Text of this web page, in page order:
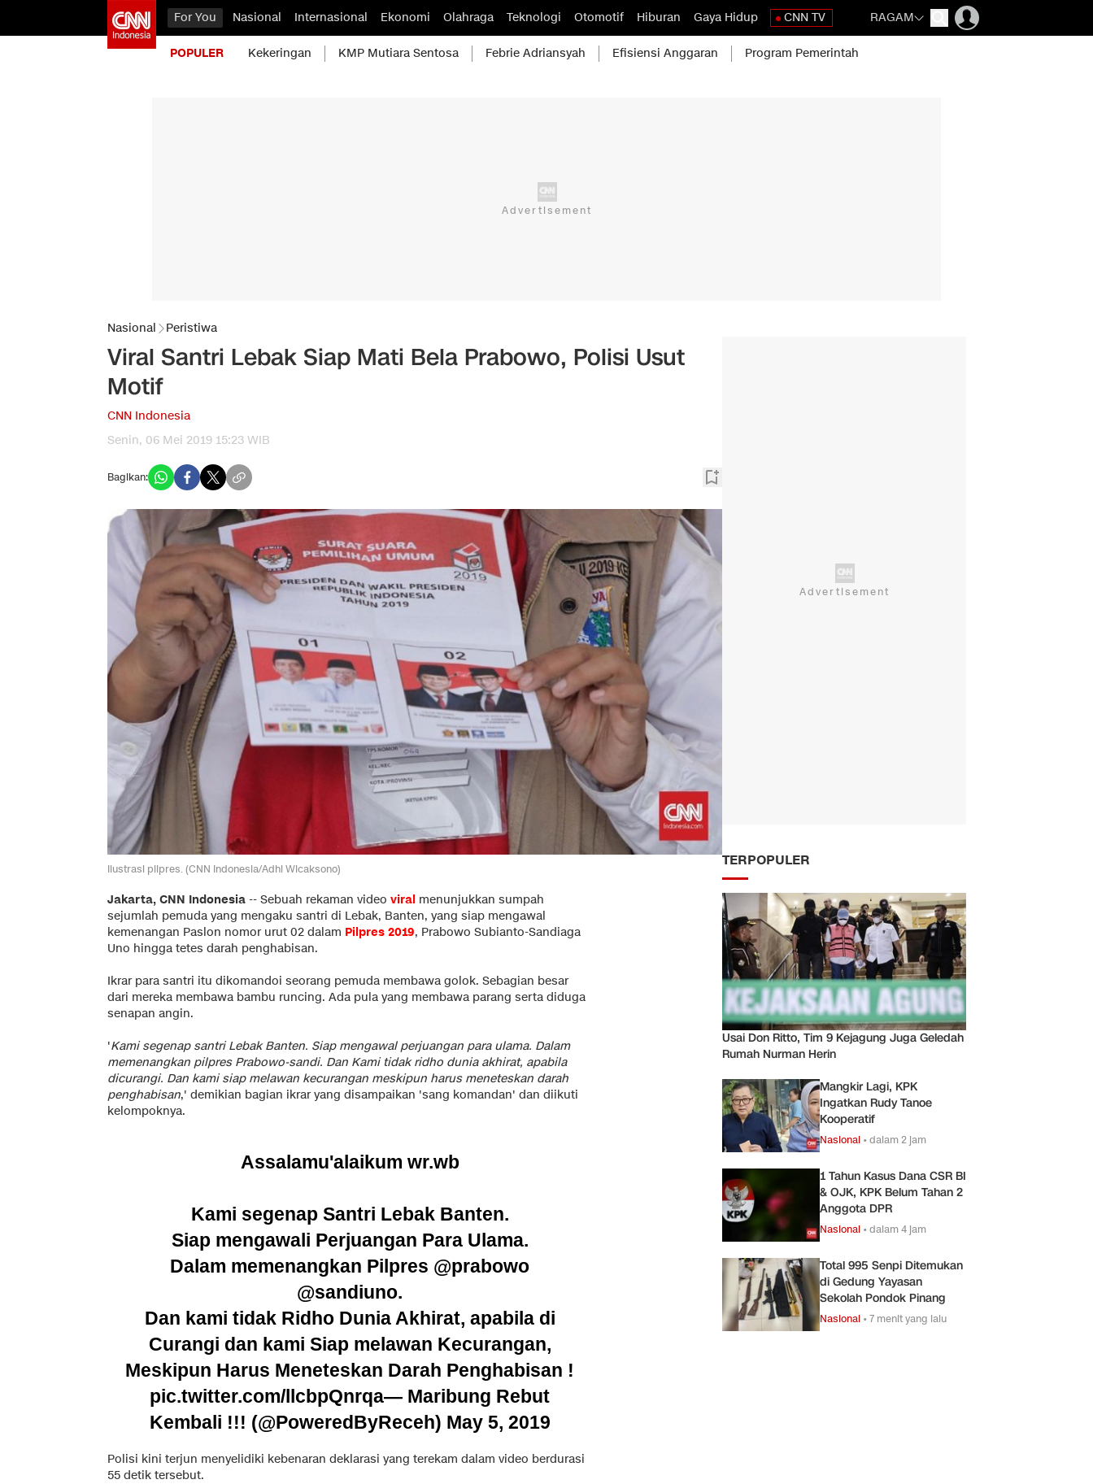
For You Nasional Internasional Ekonomi Olahraga Teknologi Otomotif Hiburan Gaya Hidup CNN TV RAGAM
POPULER Kekeringan KMP Mutiara Sentosa Febrie Adriansyah Efisiensi Anggaran Program Pemerintah
Nasional Peristiwa
Viral Santri Lebak Siap Mati Bela Prabowo, Polisi Usut
Motif
CNN Indonesia
Senin, 06 Mei 2019 15:23 WIB
Bagikan:
Ilustrasi pilpres. (CNN Indonesia/Adhi Wicaksono)
Jakarta, CNN Indonesia -- Sebuah rekaman video viral menunjukkan sumpah
sejumlah pemuda yang mengaku santri di Lebak, Banten, yang siap mengawal
kemenangan Paslon nomor urut 02 dalam Pilpres 2019, Prabowo Subianto-Sandiaga
Uno hingga tetes darah penghabisan.
Ikrar para santri itu dikomandoi seorang pemuda membawa golok. Sebagian besar
dari mereka membawa bambu runcing. Ada pula yang membawa parang serta diduga
senapan angin.
'Kami segenap santri Lebak Banten. Siap mengawal perjuangan para ulama. Dalam
memenangkan pilpres Prabowo-sandi. Dan Kami tidak ridho dunia akhirat, apabila
dicurangi. Dan kami siap melawan kecurangan meskipun harus meneteskan darah
penghabisan,' demikian bagian ikrar yang disampaikan 'sang komandan' dan diikuti
kelompoknya.
Assalamu'alaikum wr.wb
Kami segenap Santri Lebak Banten.
Siap mengawali Perjuangan Para Ulama.
Dalam memenangkan Pilpres @prabowo
@sandiuno.
Dan kami tidak Ridho Dunia Akhirat, apabila di
Curangi dan kami Siap melawan Kecurangan,
Meskipun Harus Meneteskan Darah Penghabisan !
pic.twitter.com/llcbpQnrqa— Maribung Rebut
Kembali !!! (@PoweredByReceh) May 5, 2019
Polisi kini terjun menyelidiki kebenaran deklarasi yang terekam dalam video berdurasi
55 detik tersebut.
TERPOPULER
Usai Don Ritto, Tim 9 Kejagung Juga Geledah
Rumah Nurman Herin
Mangkir Lagi, KPK
Ingatkan Rudy Tanoe
Kooperatif
Nasional •dalam 2 jam
1 Tahun Kasus Dana CSR BI
& OJK, KPK Belum Tahan 2
Anggota DPR
Nasional •dalam 4 jam
Total 995 Senpi Ditemukan
di Gedung Yayasan
Sekolah Pondok Pinang
Nasional •7 menit yang lalu